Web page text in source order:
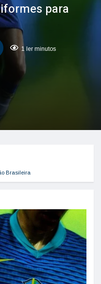
para
1 ler minutos
Brasileira